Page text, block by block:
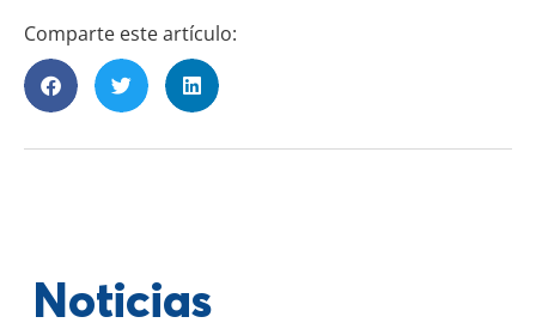
Comparte este artículo:
Noticias